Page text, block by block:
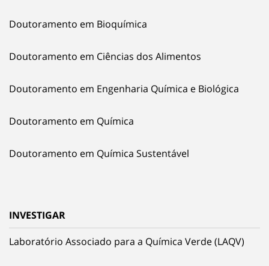
Doutoramento em Bioquímica
Doutoramento em Ciências dos Alimentos
Doutoramento em Engenharia Química e Biológica
Doutoramento em Química
Doutoramento em Química Sustentável
INVESTIGAR
Laboratório Associado para a Química Verde (LAQV)